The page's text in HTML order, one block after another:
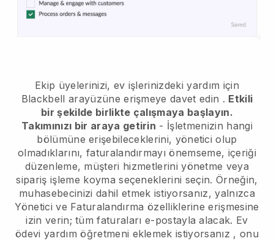
Ekip üyelerinizi, ev işlerinizdeki yardım için
Blackbell arayüzüne erişmeye davet edin . Etkili
bir şekilde birlikte çalışmaya başlayın.
Takımınızı bir araya getirin - İşletmenizin hangi
bölümüne erişebileceklerini, yönetici olup
olmadıklarını, faturalandırmayı önemseme, içeriği
düzenleme, müşteri hizmetlerini yönetme veya
sipariş işleme koyma seçeneklerini seçin. Örneğin,
muhasebecinizi dahil etmek istiyorsanız, yalnızca
Yönetici ve Faturalandırma özelliklerine erişmesine
izin verin; tüm faturaları e-postayla alacak. Ev
ödevi yardım öğretmeni eklemek istiyorsanız , onu